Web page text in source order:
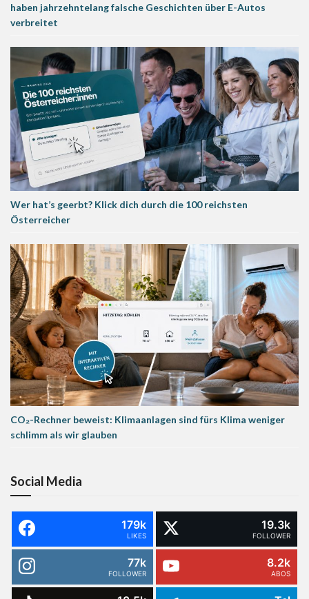
haben jahrzehntelang falsche Geschichten über E-Autos
verbreitet
Wer hat’s geerbt? Klick dich durch die 100 reichsten
Österreicher
CO₂-Rechner beweist: Klimaanlagen sind fürs Klima weniger
schlimm als wir glauben
Social Media
179k
LIKES
19.3k
FOLLOWER
77k
FOLLOWER
8.2k
ABOS